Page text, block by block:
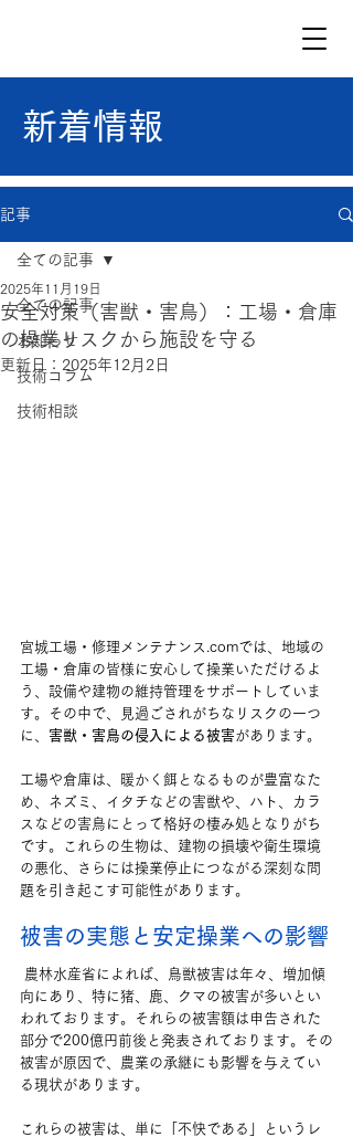
新着情報
記事
全ての記事
お知らせ
技術コラム
技術相談
全ての記事
安全対策（害獣・害鳥）：工場・倉庫
の操業リスクから施設を守る
2025年11月19日
更新日： 2025年12月2日
宮城工場・修理メンテナンス.comでは、地域の
工場・倉庫の皆様に安心して操業いただけるよ
う、設備や建物の維持管理をサポートしていま
す。その中で、見過ごされがちなリスクの一つ
に、 害獣・害鳥の侵入による被害があります。
工場や倉庫は、暖かく餌となるものが豊富なた
め、ネズミ、イタチなどの害獣や、ハト、カラ
スなどの害鳥にとって格好の棲み処となりがち
です。これらの生物は、建物の損壊や衛生環境
の悪化、さらには操業停止につながる深刻な問
題を引き起こす可能性があります。
被害の実態と安定操業への影響
農林水産省によれば、鳥獣被害は年々、増加傾
向にあり、特に猪、鹿、クマの被害が多いとい
われております。それらの被害額は申告された
部分で200億円前後と発表されております。その
被害が原因で、農業の承継にも影響を与えてい
る現状があります。
これらの被害は、単に「不快である」というレ